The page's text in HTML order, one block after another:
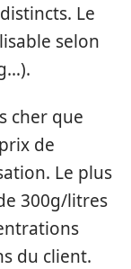
Le
selon
cher que
de
Le plus
300g/litres
du client.